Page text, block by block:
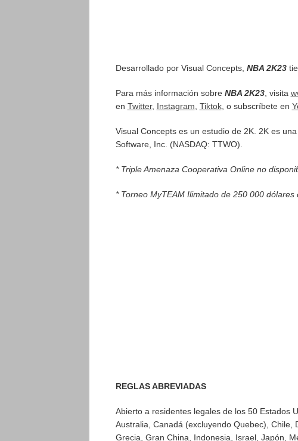
Desarrollado por Visual Concepts, NBA 2K23
Para más información sobre NBA 2K23, visita
en Twitter, Instagram Tiktok, o subscríbete en
Visual Concepts es un estudio de 2K. 2K es
Software, Inc. (NASDAQ: TTWO).
* Triple Amenaza Cooperativa Online no
* Torneo MyTEAM Ilimitado de 250 000 dólares
REGLAS ABREVIADAS
Abierto a residentes legales de los 50 Estados
Australia, Canadá (excluyendo Quebec), Chile,
Grecia, Gran China, Indonesia, Israel, Japón,